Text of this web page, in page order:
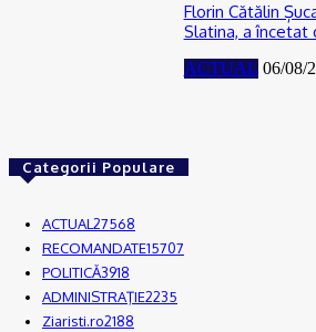
Florin Cătălin
Slatina, a încetat
ACTUAL 06/08/
Categorii Populare
ACTUAL 27568
RECOMANDATE15707
POLITICĂ3918
ADMINISTRAŢIE2235
Ziaristi.ro2188